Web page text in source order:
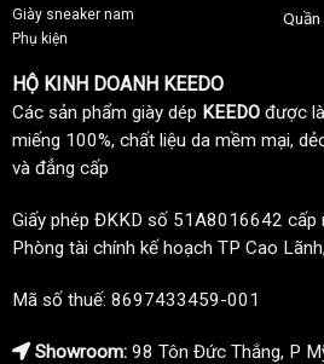
Giày sneaker nam
Phụ kiện
HỘ KINH DOANH KEEDO
Các sản phẩm giày dép KEEDO được
miếng 100%, chất liệu da mềm mại,
và đẳng cấp
Giấy phép ĐKKD số 51A8016642
Phòng tài chính kế hoạch TP Cao
Mã số thuế: 8697433459-001
Showroom: 98 Tôn Đức Thắng, P